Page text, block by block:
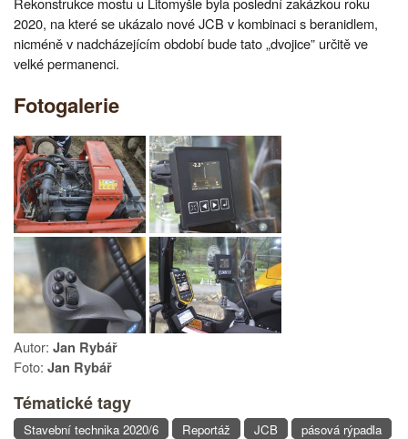
2020, na které se ukázalo nové JCB v kombinaci s beranidlem,
nicméně v nadcházejícím období bude tato „dvojice” určitě ve
velké permanenci.
Fotogalerie
Autor: Jan Rybář
Foto: Jan Rybář
Tématické tagy
Stavební technika 2020/6 Reportáž JCB
pásová rýpadla